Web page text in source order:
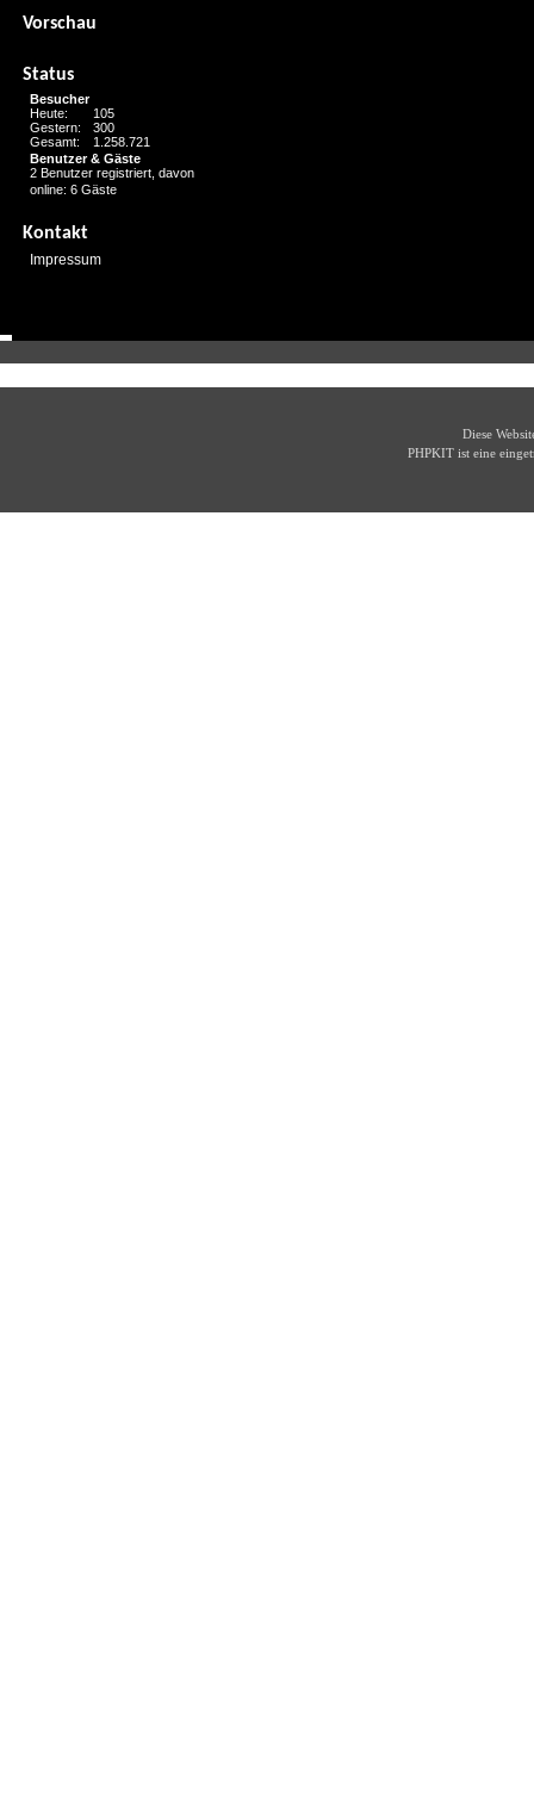
Vorschau
Status
Besucher
Heute:
105
Gestern:
300
Gesamt:
1.258.721
Benutzer & Gäste
2 Benutzer registriert, davon
online: 6 Gäste
Kontakt
Impressum
Diese
PHPKIT ist eine